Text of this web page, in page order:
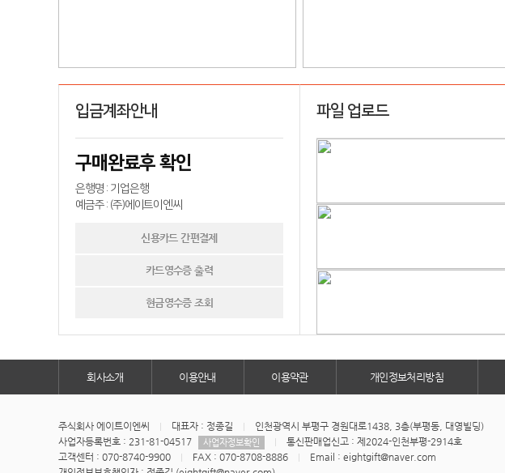
입금계좌안내
구매완료후 확인
은행명 : 기업은행
예금주 : (주)에이트이엔씨
신용카드 간편결제
카드영수증 출력
현금영수증 조회
파일 업로드
회사소개 이용안내 이용약관 개인정보처리방침
주식회사 에이트이엔씨 대표자 : 정종길
인천광역시 부평구 경원대로1438, 3층(부평동, 대영빌딩)
사업자등록번호 : 231-81-04517
사업자정보확인
통신판매업신고 : 제2024-인천부평-2914호
고객센터 : 070-8740-9900
FAX : 070-8708-8886
Email : eightgift@naver.com